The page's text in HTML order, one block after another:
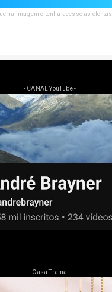
na imagem e tenha acesso as ofertas
- CANAL YouTube -
- Casa Trama -